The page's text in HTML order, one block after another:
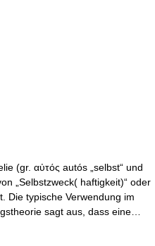
(gr. αὐτός autós „selbst“ und
„Selbstzweck( haftigkeit)“ oder
Die typische Verwendung im
sagt aus, dass eine…